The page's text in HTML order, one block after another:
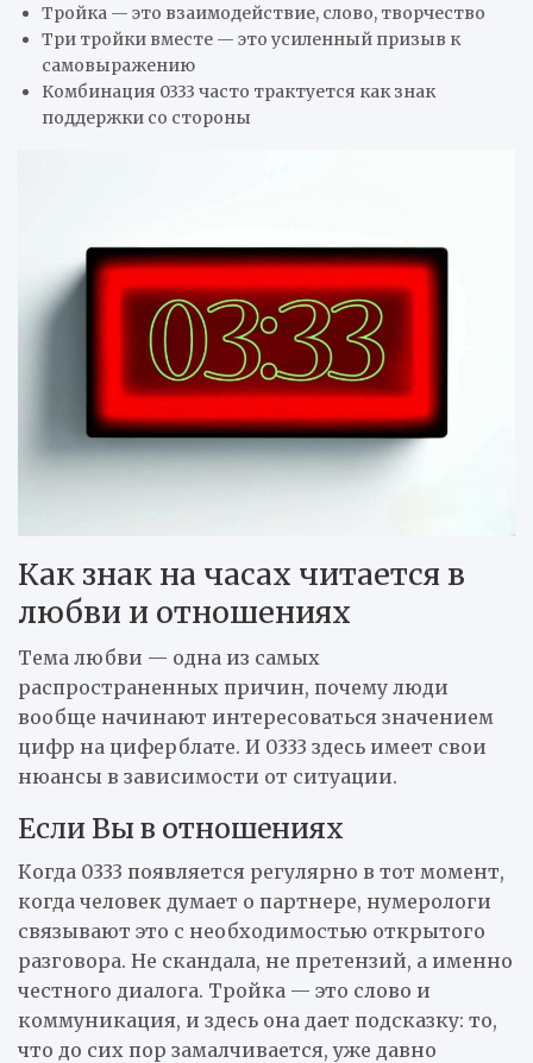
Тройка — это взаимодействие, слово, творчество
Три тройки вместе — это усиленный призыв к
самовыражению
Комбинация 0333 часто трактуется как знак
поддержки со стороны
Как знак на часах читается в
любви и отношениях
Тема любви — одна из самых
распространенных причин, почему люди
вообще начинают интересоваться значением
цифр на циферблате. И 0333 здесь имеет свои
нюансы в зависимости от ситуации.
Если Вы в отношениях
Когда 0333 появляется регулярно в тот момент,
когда человек думает о партнере, нумерологи
связывают это с необходимостью открытого
разговора. Не скандала, не претензий, а именно
честного диалога. Тройка — это слово и
коммуникация, и здесь она дает подсказку: то,
что до сих пор замалчивается, уже давно